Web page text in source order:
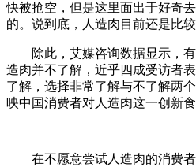
快被抢空，但是这里面出于好奇
的。说到底，人造肉目前还是比较
除此，艾媒咨询数据显示，有
造肉并不了解，近乎四成受访者
了解，选择非常了解与不了解两
映中国消费者对人造肉这一创新食
在不愿意尝试人造肉的消费者